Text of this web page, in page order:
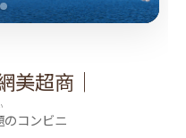
美超商｜
のコンビニ